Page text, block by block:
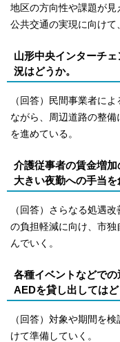
地区の方向性や課題が
公共交通の実現に向けて
山形中央インターチ
況はどうか。
（回答）民間事業者に
ながら、周辺道路の整
を進めている。
介護従事者の賃金増
大きい夜勤への手当を
（回答）さらなる処遇
の負担軽減に向け、市独
んでいく。
各種イベントなどでの
AEDを貸し出してはど
（回答）対象や期間を
けて準備していく。